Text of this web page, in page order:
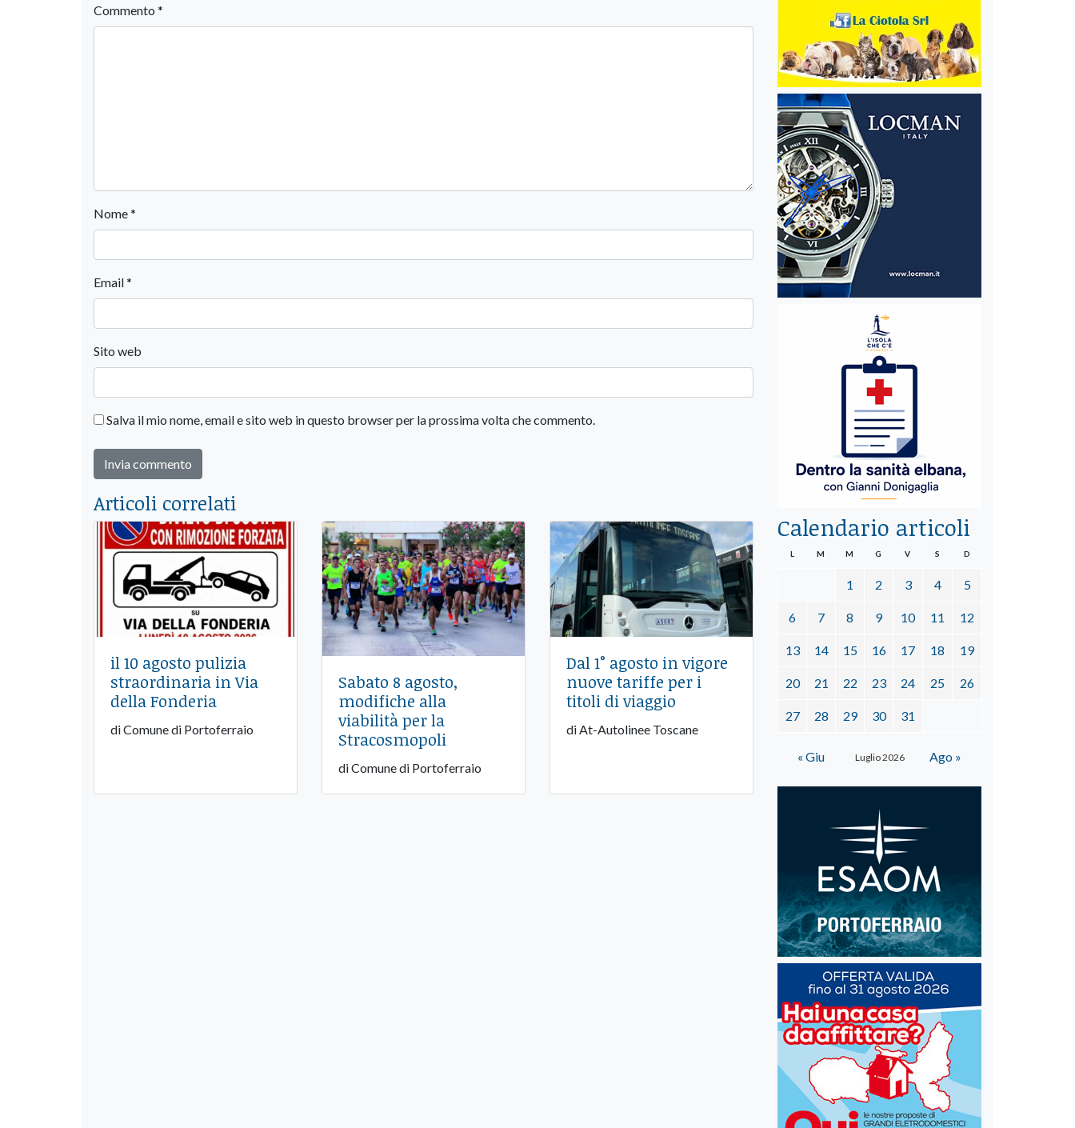
Commento *
Nome*
Email*
Sito web
Salva il mio nome, email e sito web in questo browser per la prossima volta che commento.
Articoli correlati
il 10 agosto pulizia
straordinaria in Via
della Fonderia
di Comune di Portoferraio
Sabato 8 agosto,
modifiche alla
viabilità per la
Stracosmopoli
di Comune di Portoferraio
Dal 1° agosto in vigore
nuove tariffe per i
titoli di viaggio
di At-Autolinee Toscane
Calendario articoli
Luglio 2026
L M M G V S D
1 2 3 4 5
6 7 8 9 10 11 12
13 14 15 16 17 18 19
20 21 22 23 24 25 26
27 28 29 30 31
« Giu Ago »